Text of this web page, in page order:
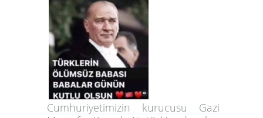
Cumhuriyetimizin kurucusu Gazi